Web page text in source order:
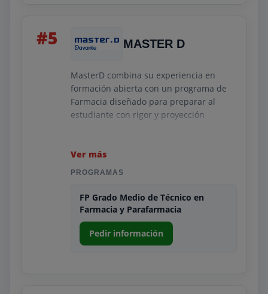
#5 MASTER D
MasterD combina su experiencia en
formación abierta con un programa de
Farmacia diseñado para preparar al
estudiante con rigor y proyección
conceptos de farmacología, control de
productos y normativas vigentes. La
y la práctica real.
El centro destaca por su sistema de
entrenamientos y talleres presenciales o
virtuales que ayudan a reforzar
Ver más
PROGRAMAS
FP Grado Medio de Técnico en
Farmacia y Parafarmacia
Pedir información